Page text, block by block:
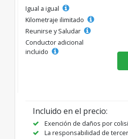
Igual a igual
Kilometraje ilimitado
Reunirse y Saludar
Conductor adicional
incluido
Incluido en el precio:
Exención de daños por
La responsabilidad de